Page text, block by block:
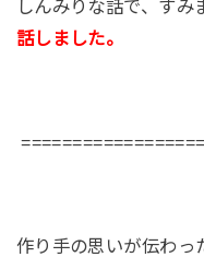
しんみりな話で、すみ
話しました。
作り手の思いが伝わっ